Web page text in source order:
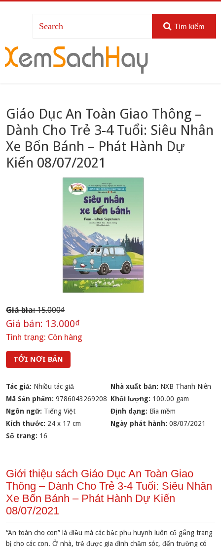
Tìm kiếm
Giáo Dục An Toàn Giao Thông –
Dành Cho Trẻ 3-4 Tuổi: Siêu Nhân
Xe Bốn Bánh – Phát Hành Dự
Kiến 08/07/2021
Giá bìa:15.000₫
Giá bán: 13.000₫
Tình trạng: Còn hàng
TỚI NƠI BÁN
Tác giả: Nhiều tác giả Nhà xuất bản: NXB Thanh Niên
Mã Sản phẩm:9786043269208 Khối lượng: 100.00 gam
Ngôn ngữ: Tiếng Việt Định dạng: Bìa mềm
Kích thước: 24 x 17 cm Ngày phát hành: 08/07/2021
Số trang: 16
Giới thiệu sách Giáo Dục An Toàn Giao
Thông – Dành Cho Trẻ 3-4 Tuổi: Siêu Nhân
Xe Bốn Bánh – Phát Hành Dự Kiến
08/07/2021
“An toàn cho con” là điều mà các bậc phụ huynh luôn cố gắng trang
bị cho các con. Ở nhà, trẻ được gia đình chăm sóc, đến trường có